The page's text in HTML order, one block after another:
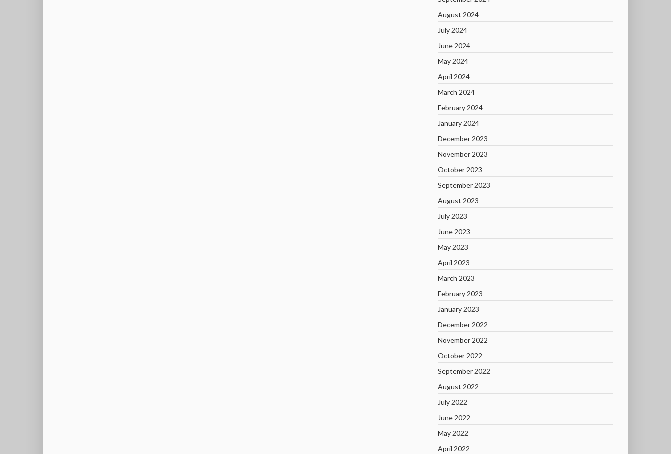
August 2024
July 2024
June 2024
May 2024
April 2024
March 2024
February 2024
January 2024
December 2023
November 2023
October 2023
September 2023
August 2023
July 2023
June 2023
May 2023
April 2023
March 2023
February 2023
January 2023
December 2022
November 2022
October 2022
September 2022
August 2022
July 2022
June 2022
May 2022
April 2022